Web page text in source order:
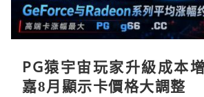
PG猿宇宙玩家升級成本
嘉8月顯示卡價格大調整